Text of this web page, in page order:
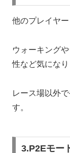
他のプレイヤ
ウォーキング
性など気にな
レース場以外
す。
3.P2Eモー